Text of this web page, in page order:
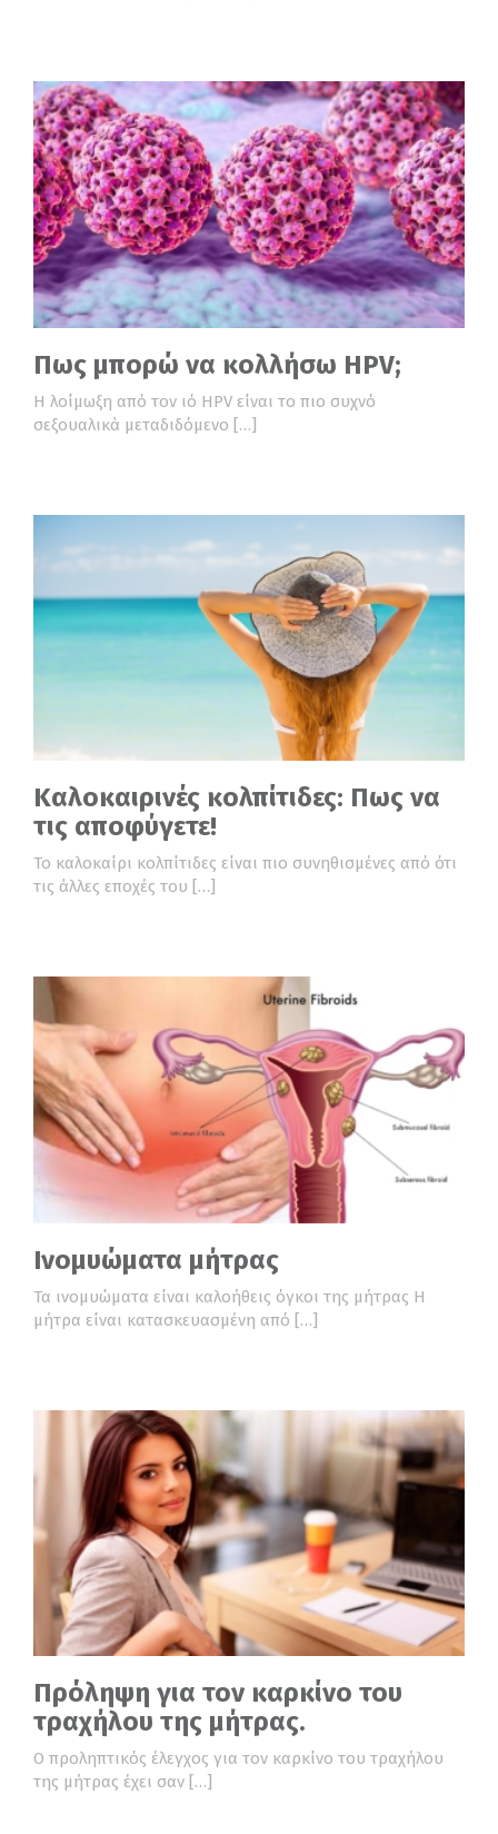
Πως μπορώ να κολλήσω HPV;
Η λοίμωξη από τον ιό HPV είναι το πιο συχνό
σεξουαλικά μεταδιδόμενο […]
Καλοκαιρινές κολπίτιδες: Πως να
τις αποφύγετε!
Το καλοκαίρι κολπίτιδες είναι πιο συνηθισμένες από ότι
τις άλλες εποχές του […]
Ινομυώματα μήτρας
Τα ινομυώματα είναι καλοήθεις όγκοι της μήτρας Η
μήτρα είναι κατασκευασμένη από […]
Πρόληψη για τον καρκίνο του
τραχήλου της μήτρας.
Ο προληπτικός έλεγχος για τον καρκίνο του τραχήλου
της μήτρας έχει σαν […]